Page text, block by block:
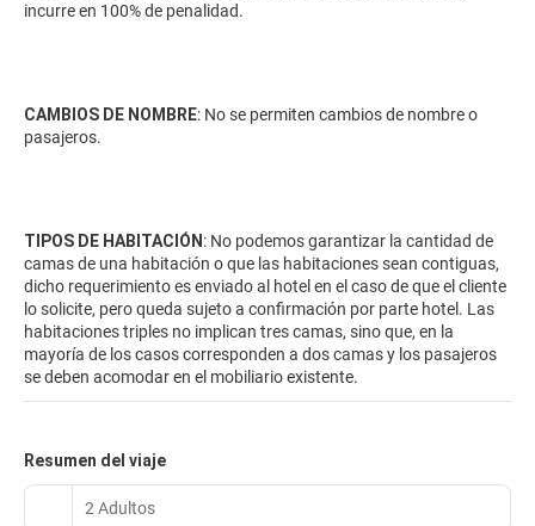
incurre en 100% de penalidad.
CAMBIOS DE NOMBRE: No se permiten cambios de nombre o
pasajeros.
TIPOS DE HABITACIÓN : No podemos garantizar la cantidad de
camas de una habitación o que las habitaciones sean contiguas,
dicho requerimiento es enviado al hotel en el caso de que el cliente
lo solicite, pero queda sujeto a confirmación por parte hotel. Las
habitaciones triples no implican tres camas, sino que, en la
mayoría de los casos corresponden a dos camas y los pasajeros
se deben acomodar en el mobiliario existente.
Resumen del viaje
2 Adultos